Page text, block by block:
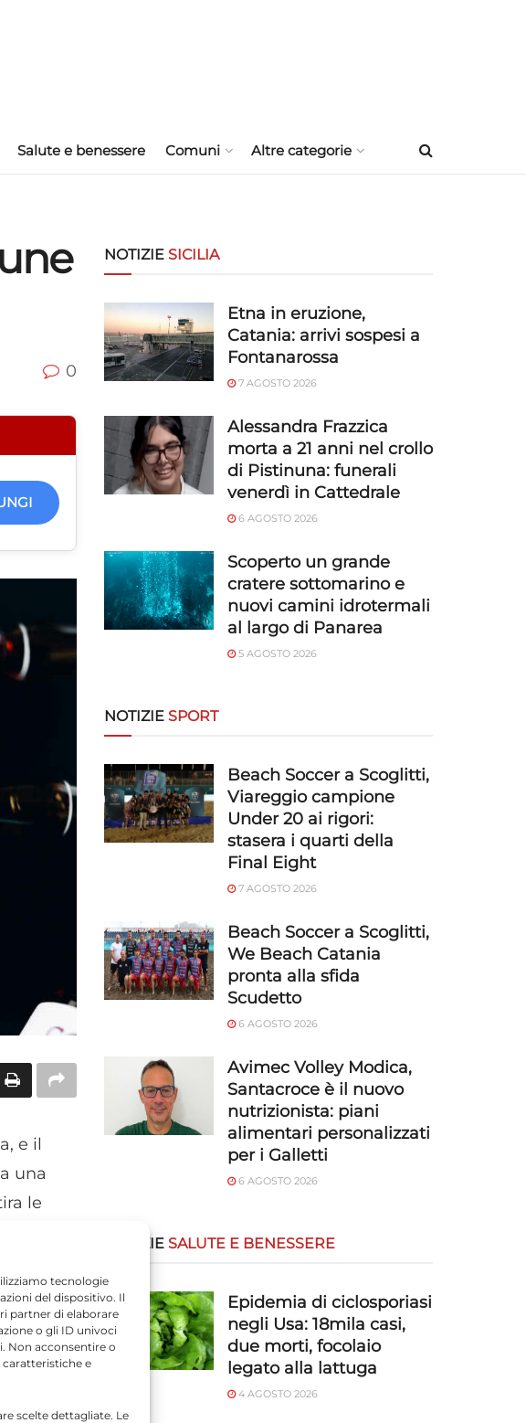
tecnologie
del dispositivo. Il
partner di elaborare
o gli ID univoci
Non acconsentire o
e
scelte dettagliate. Le
Salute e benessere Comuni Altre categorie
0
e il
una
le
ultime
15.210
la
di
NOTIZIE SICILIA
Etna in eruzione,
Catania: arrivi sospesi a
Fontanarossa
7 AGOSTO 2026
Alessandra Frazzica
morta a 21 anni nel crollo
di Pistinuna: funerali
venerdì in Cattedrale
6 AGOSTO 2026
Scoperto un grande
cratere sottomarino e
nuovi camini idrotermali
al largo di Panarea
5 AGOSTO 2026
NOTIZIE SPORT
Beach Soccer a Scoglitti,
Viareggio campione
Under 20 ai rigori:
stasera i quarti della
Final Eight
7 AGOSTO 2026
Beach Soccer a Scoglitti,
We Beach Catania
pronta alla sfida
Scudetto
6 AGOSTO 2026
Avimec Volley Modica,
Santacroce è il nuovo
nutrizionista: piani
alimentari personalizzati
per i Galletti
6 AGOSTO 2026
NOTIZIE SALUTE E BENESSERE
Epidemia di ciclosporiasi
negli Usa: 18mila casi,
due morti, focolaio
legato alla lattuga
4 AGOSTO 2026